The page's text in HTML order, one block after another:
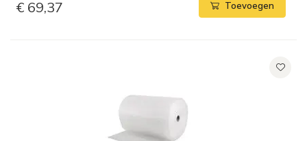
€ 69,37 Toevoegen